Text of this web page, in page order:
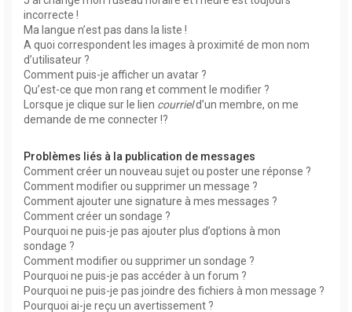
incorrecte !
Ma langue n’est pas dans la liste !
A quoi correspondent les images à proximité de mon nom
d’utilisateur ?
Comment puis-je afficher un avatar ?
Qu’est-ce que mon rang et comment le modifier ?
Lorsque je clique sur le lien courrield’un membre, on me
demande de me connecter !?
Problèmes liés à la publication de messages
Comment créer un nouveau sujet ou poster une réponse ?
Comment modifier ou supprimer un message ?
Comment ajouter une signature à mes messages ?
Comment créer un sondage ?
Pourquoi ne puis-je pas ajouter plus d’options à mon
sondage ?
Comment modifier ou supprimer un sondage ?
Pourquoi ne puis-je pas accéder à un forum ?
Pourquoi ne puis-je pas joindre des fichiers à mon message ?
Pourquoi ai-je reçu un avertissement ?